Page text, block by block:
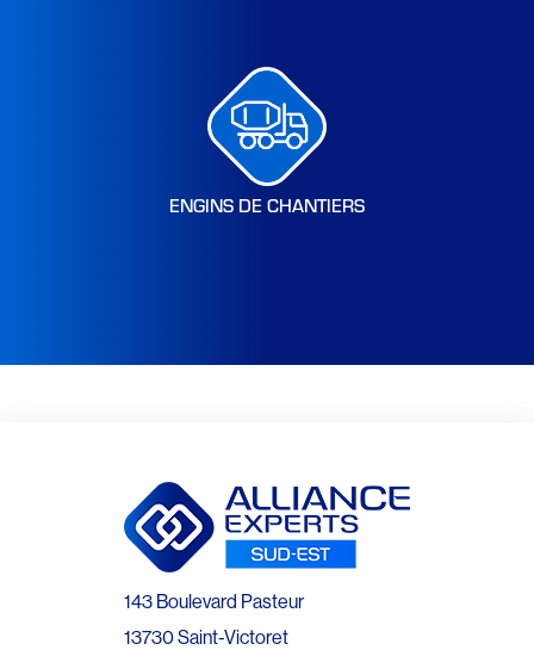
ENGINS DE CHANTIERS
143 Boulevard Pasteur
13730 Saint-Victoret